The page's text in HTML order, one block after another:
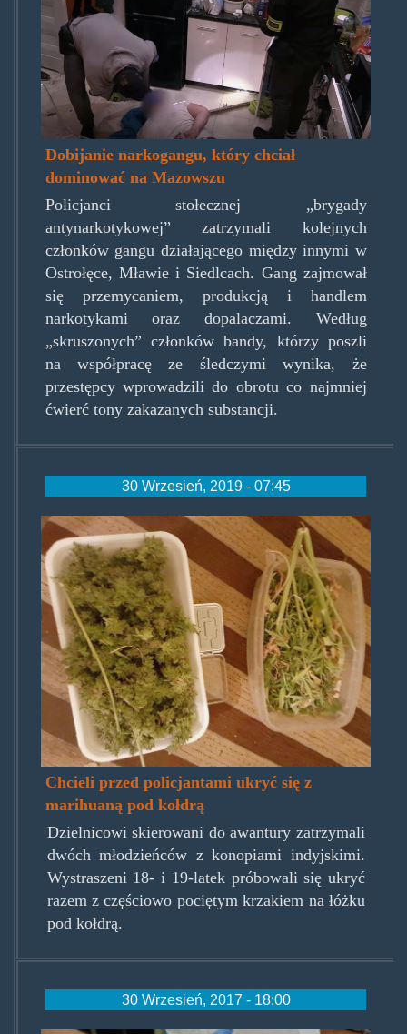
Dobijanie narkogangu, który chciał
dominować na Mazowszu
Policjanci stołecznej „brygady
antynarkotykowej” zatrzymali kolejnych
członków gangu działającego między innymi w
Ostrołęce, Mławie i Siedlcach. Gang zajmował
się przemycaniem, produkcją i handlem
narkotykami oraz dopalaczami. Według
„skruszonych” członków bandy, którzy poszli
na współpracę ze śledczymi wynika, że
przestępcy wprowadzili do obrotu co najmniej
ćwierć tony zakazanych substancji.
30 Wrzesień, 2019 - 07:45
spodkoldrytrawka.jpg
Chcieli przed policjantami ukryć się z
marihuaną pod kołdrą
Dzielnicowi skierowani do awantury zatrzymali
dwóch młodzieńców z konopiami indyjskimi.
Wystraszeni 18- i 19-latek próbowali się ukryć
razem z częściowo pociętym krzakiem na łóżku
pod kołdrą.
30 Wrzesień, 2017 - 18:00